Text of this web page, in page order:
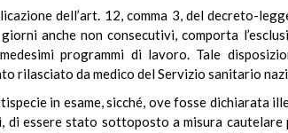
dell’art. 12, comma 3, del decreto-
anche non consecutivi, comporta
programmi di lavoro. Tale
rilasciato da medico del Servizio sanitario
in esame, sicché, ove fosse dichiarata
essere stato sottoposto a misura cautelare